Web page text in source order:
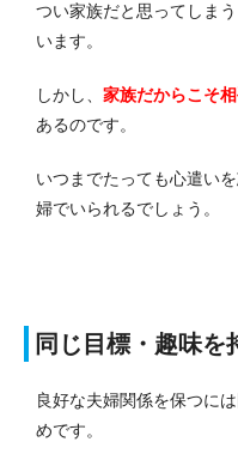
つい家族だと思ってしま
います。
しかし、 家族だからこそ
あるのです。
いつまでたっても心遣い
婦でいられるでしょう。
同じ目標・趣味を
良好な夫婦関係を保つに
めです。